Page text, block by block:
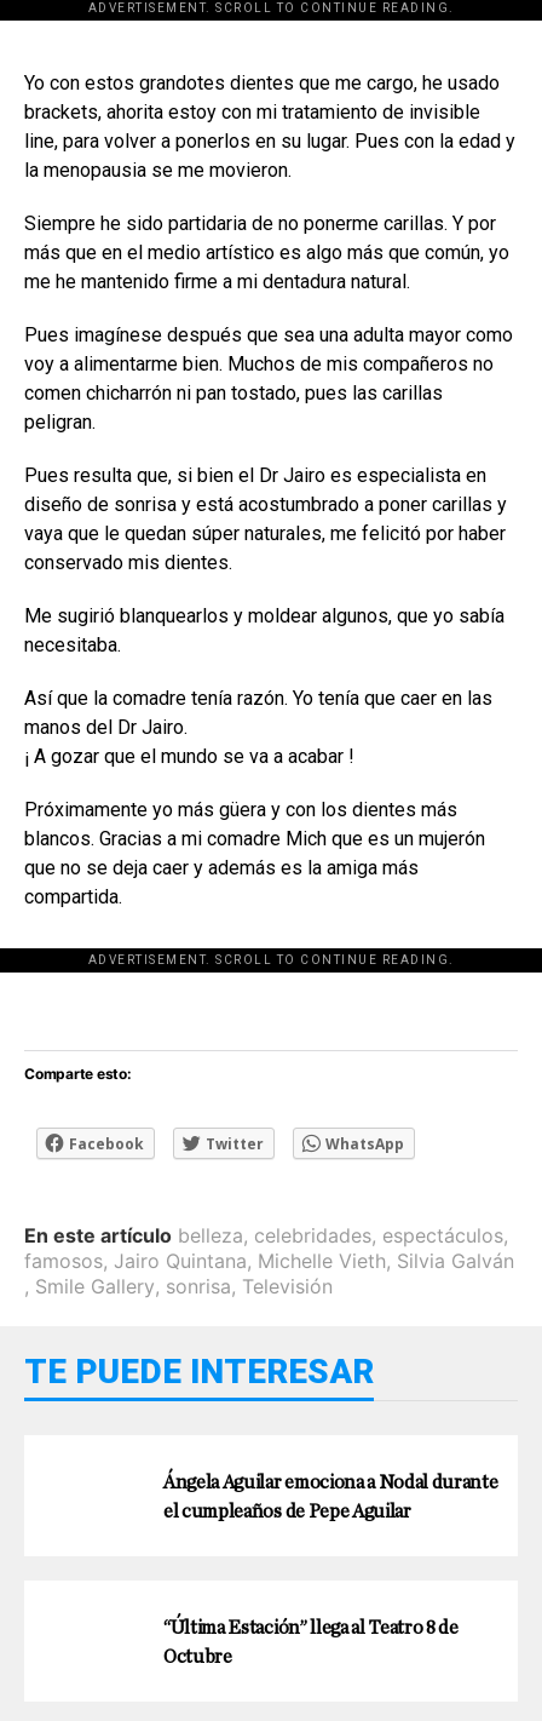
ADVERTISEMENT. SCROLL TO CONTINUE READING.
[adsforwp id="243463"]
Yo con estos grandotes dientes que me cargo, he usado
brackets, ahorita estoy con mi tratamiento de invisible
line, para volver a ponerlos en su lugar. Pues con la edad y
la menopausia se me movieron.
Siempre he sido partidaria de no ponerme carillas. Y por
más que en el medio artístico es algo más que común, yo
me he mantenido firme a mi dentadura natural.
Pues imagínese después que sea una adulta mayor como
voy a alimentarme bien. Muchos de mis compañeros no
comen chicharrón ni pan tostado, pues las carillas
peligran.
Pues resulta que, si bien el Dr Jairo es especialista en
diseño de sonrisa y está acostumbrado a poner carillas y
vaya que le quedan súper naturales, me felicitó por haber
conservado mis dientes.
Me sugirió blanquearlos y moldear algunos, que yo sabía
necesitaba.
Así que la comadre tenía razón. Yo tenía que caer en las
manos del Dr Jairo.
¡ A gozar que el mundo se va a acabar !
Próximamente yo más güera y con los dientes más
blancos. Gracias a mi comadre Mich que es un mujerón
que no se deja caer y además es la amiga más
compartida.
ADVERTISEMENT. SCROLL TO CONTINUE READING.
[adsforwp id="243463"]
Comparte esto:
Facebook Twitter WhatsApp
En este artículo belleza, celebridades, espectáculos,
famosos, Jairo Quintana, Michelle Vieth, Silvia Galván
, Smile Gallery, sonrisa, Televisión
TE PUEDE INTERESAR
Ángela Aguilar emociona a Nodal durante
el cumpleaños de Pepe Aguilar
“Última Estación” llega al Teatro 8 de
Octubre